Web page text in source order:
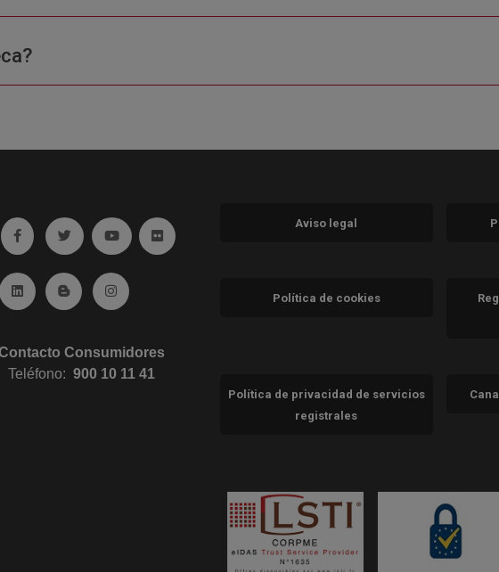
Ir a facebook (abre en ventana nueva)
Ir a twitter (abre en ventana nueva)
Ir a YouTube (abre en ventana nueva)
Ir a Flickr (abre en ventana nueva)
Ir a Linkedin (abre en ventana nueva)
Ir al Blog (abre en ventana nueva)
Ir a Instagram (abre en ventana nueva)
Consumidores
Teléfono:900 10 11 41
Aviso legal
Política de cookies
Política de privacidad de servicios
registrales